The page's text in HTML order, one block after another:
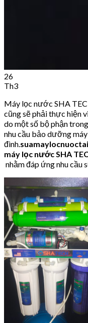
26
Th3
Máy lọc nước SHA
cũng sẽ phải thực hiện
do một số bộ phận
nhu cầu bảo dưỡng
đình.
máy lọc nước SHA
nhằm đáp ứng nhu cầu